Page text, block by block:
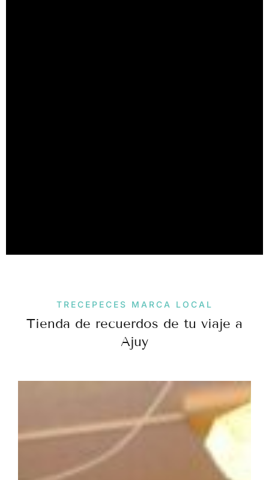
TRECEPECES MARCA LOCAL
Tienda de recuerdos de tu viaje a
Ajuy